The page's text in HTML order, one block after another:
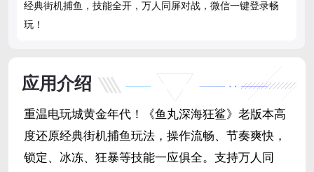
经典街机捕鱼，技能全开，万人同屏对战，微信一键登录畅
玩！
应用介绍
重温电玩城黄金年代！《鱼丸深海狂鲨》老版本高
度还原经典街机捕鱼玩法，操作流畅、节奏爽快，
锁定、冰冻、狂暴等技能一应俱全。支持万人同